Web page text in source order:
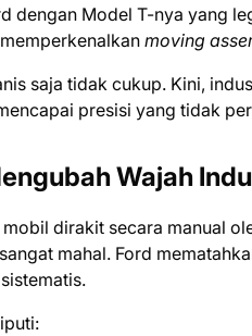
dengan Model T-nya yang
moving
saja tidak cukup. Kini,
presisi yang tidak
Wajah
dirakit secara manual
mahal. Ford